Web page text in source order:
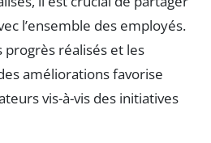
l’ensemble des employés.
progrès réalisés et les
améliorations favorise
vis-à-vis des initiatives